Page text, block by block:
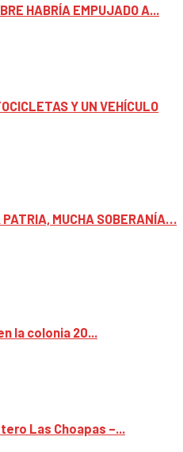
HABRÍA EMPUJADO A...
Y UN VEHÍCULO
MUCHA SOBERANÍA…
la colonia 20...
Las Choapas –...